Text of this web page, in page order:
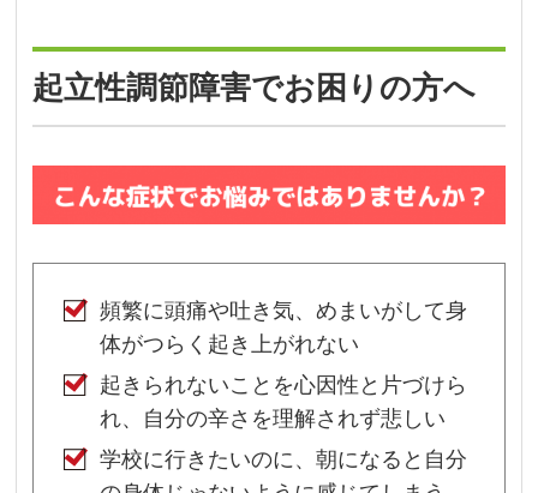
起立性調節障害でお困りの方へ
頻繁に頭痛や吐き気、めまいがして身
体がつらく起き上がれない
起きられないことを心因性と片づけら
れ、自分の辛さを理解されず悲しい
学校に行きたいのに、朝になると自分